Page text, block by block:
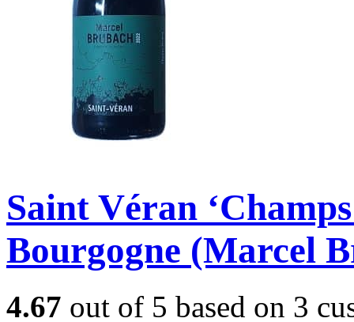
Saint Véran
Bourgogne (Marcel
4.67 out of 5 based on 3